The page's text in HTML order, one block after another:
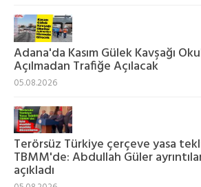
Adana'da Kasım Gülek Kavşağı
Açılmadan Trafiğe Açılacak
05.08.2026
Terörsüz Türkiye çerçeve yasa
TBMM'de: Abdullah Güler
açıkladı